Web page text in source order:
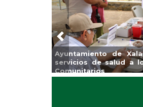
arrancará primera
de rehabilitación en el
5 de febrero
Previous